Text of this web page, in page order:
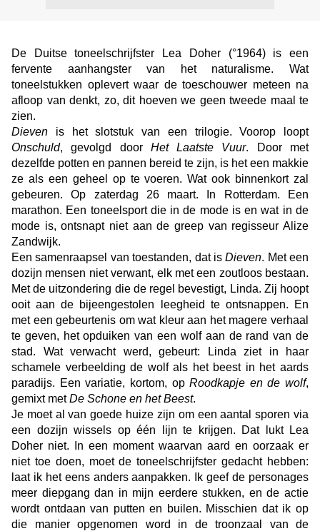
De Duitse toneelschrijfster Lea Doher (°1964) is een
fervente aanhangster van het naturalisme. Wat
toneelstukken oplevert waar de toeschouwer meteen na
afloop van denkt, zo, dit hoeven we geen tweede maal te
zien.
Dieven is het slotstuk van een trilogie. Voorop loopt
Onschuld, gevolgd door Het Laatste Vuur. Door met
dezelfde potten en pannen bereid te zijn, is het een makkie
ze als een geheel op te voeren. Wat ook binnenkort zal
gebeuren. Op zaterdag 26 maart. In Rotterdam. Een
marathon. Een toneelsport die in de mode is en wat in de
mode is, ontsnapt niet aan de greep van regisseur Alize
Zandwijk.
Een samenraapsel van toestanden, dat isDieven. Met een
dozijn mensen niet verwant, elk met een zoutloos bestaan.
Met de uitzondering die de regel bevestigt, Linda. Zij hoopt
ooit aan de bijeengestolen leegheid te ontsnappen. En
met een gebeurtenis om wat kleur aan het magere verhaal
te geven, het opduiken van een wolf aan de rand van de
stad. Wat verwacht werd, gebeurt: Linda ziet in haar
schamele verbeelding de wolf als het beest in het aards
paradijs. Een variatie, kortom, opRoodkapje en de wolf,
gemixt metDe Schone en het Beest.
Je moet al van goede huize zijn om een aantal sporen via
een dozijn wissels op één lijn te krijgen. Dat lukt Lea
Doher niet. In een moment waarvan aard en oorzaak er
niet toe doen, moet de toneelschrijfster gedacht hebben:
laat ik het eens anders aanpakken. Ik geef de personages
meer diepgang dan in mijn eerdere stukken, en de actie
wordt ontdaan van putten en builen. Misschien dat ik op
die manier opgenomen word in de troonzaal van de